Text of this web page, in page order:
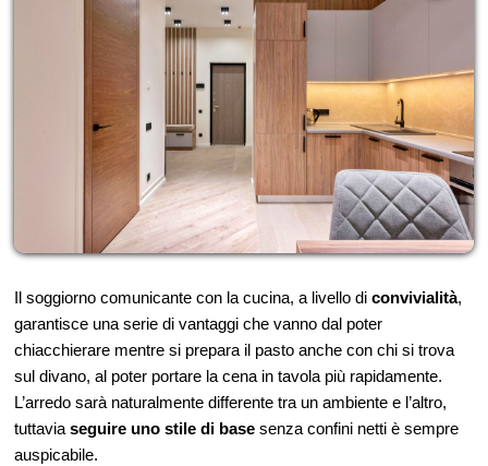
Il soggiorno comunicante con la cucina, a livello di convivialità,
garantisce una serie di vantaggi che vanno dal poter
chiacchierare mentre si prepara il pasto anche con chi si trova
sul divano, al poter portare la cena in tavola più rapidamente.
L’arredo sarà naturalmente differente tra un ambiente e l’altro,
tuttavia seguire uno stile di base senza confini netti è sempre
auspicabile.